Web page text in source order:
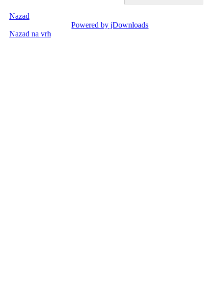
Nazad
Powered by jDownloads
Nazad na vrh